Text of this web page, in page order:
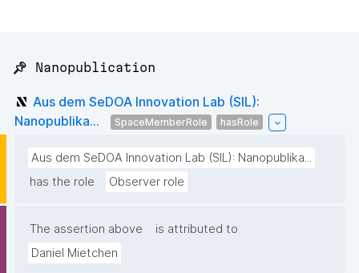
📌 Nanopublication
Aus dem SeDOA Innovation Lab (SIL):
Nanopublika...
SpaceMemberRole hasRole
Aus dem SeDOA Innovation Lab (SIL): Nanopublika...
has the role
Observer role
The assertion above
is attributed to
Daniel Mietchen